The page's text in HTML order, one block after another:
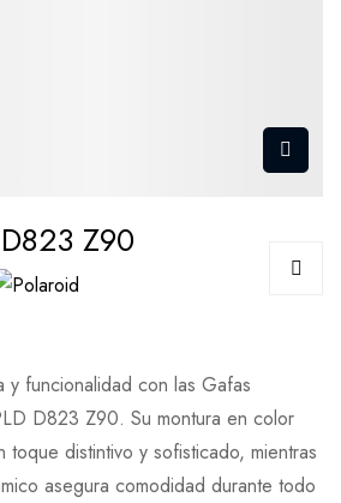
Z90
y funcionalidad con las Gafas
D823 Z90. Su montura en color
toque distintivo y sofisticado, mientras
asegura comodidad durante todo